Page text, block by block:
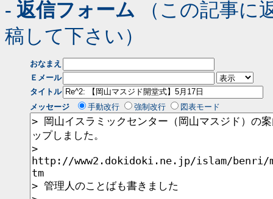
- 返信フォーム （この記事に
稿して下さい）
おなまえ
Ｅメール
タイトル
メッセージ
手動改行 強制改行 図表モード